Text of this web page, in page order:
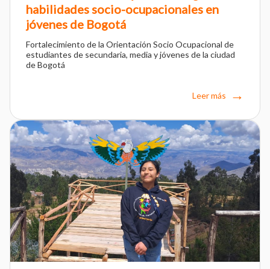
habilidades socio-ocupacionales en
jóvenes de Bogotá
Fortalecimiento de la Orientación Socio Ocupacional de
estudiantes de secundaria, media y jóvenes de la ciudad
de Bogotá
Leer más